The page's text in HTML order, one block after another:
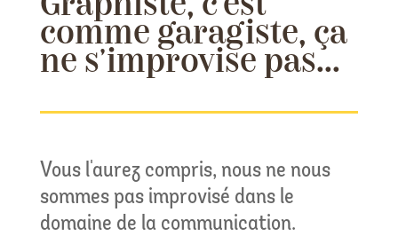
comme garagiste, ça
ne s'improvise pas...
Vous l'aurez compris, nous ne nous
sommes pas improvisé dans le
domaine de la communication.